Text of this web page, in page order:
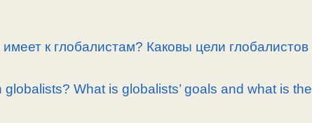
к глобалистам? Каковы цели глобалистов
What is globalists’ goals and what is the